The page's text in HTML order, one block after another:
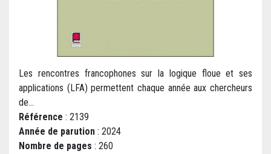
Les rencontres francophones sur la logique floue et ses
applications (LFA) permettent chaque année aux chercheurs
de...
Référence : 2139
Année de parution : 2024
Nombre de pages : 260